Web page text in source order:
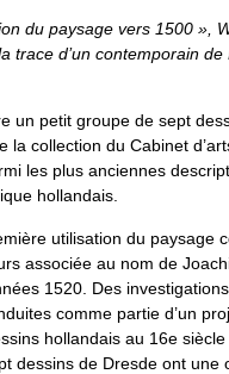
du paysage vers 1500 »,
trace d’un contemporain de
un petit groupe de sept
la collection du Cabinet
les plus anciennes
hollandais.
utilisation du paysage
associée au nom de
1520. Des
comme partie d’un
hollandais au 16e siècle
dessins de Dresde ont une